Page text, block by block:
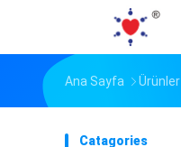
Ana Sayfa Ürünler
Catagories